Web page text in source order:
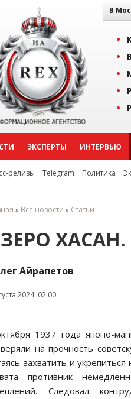
В
ЭКСПЕРТЫ ИНТЕРВЬЮ
релизы Telegram Политика
» Все новости » Статьи
Айрапетов
2024 02:00
1937 года японо-
на прочность
захватить и
противник
Следовал